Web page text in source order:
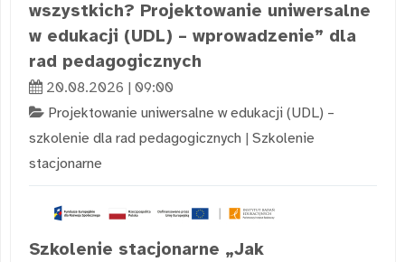
wszystkich? Projektowanie uniwersalne
w edukacji (UDL) – wprowadzenie” dla
rad pedagogicznych
20.08.2026 | 09:00
Projektowanie uniwersalne w edukacji (UDL) –
szkolenie dla rad pedagogicznych | Szkolenie
stacjonarne
Szkolenie stacjonarne „Jak